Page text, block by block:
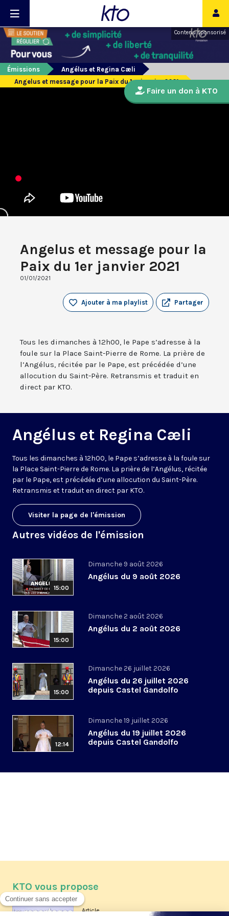
Contenu sponsorisé
Émissions
Angélus et Regina Cæli
Angelus et message pour la Paix du 1er janvier 2021
Angelus et message pour la
Paix du 1er janvier 2021
01/01/2021
Partager
Ajouter à ma playlist
Tous les dimanches à 12h00, le Pape s’adresse à la
foule sur la Place Saint-Pierre de Rome. La prière de
l’Angélus, récitée par le Pape, est précédée d’une
allocution du Saint-Père. Retransmis et traduit en
direct par KTO.
Angélus et Regina Cæli
Tous les dimanches à 12h00, le Pape s’adresse à la foule sur
la Place Saint-Pierre de Rome. La prière de l’Angélus, récitée
par le Pape, est précédée d’une allocution du Saint-Père.
Retransmis et traduit en direct par KTO.
Visiter la page de l'émission
Autres vidéos de l'émission
15:00
Dimanche 9 août 2026
Angélus du 9 août 2026
15:00
Dimanche 2 août 2026
Angélus du 2 août 2026
15:00
Dimanche 26 juillet 2026
Angélus du 26 juillet 2026
depuis Castel Gandolfo
12:14
Dimanche 19 juillet 2026
Angélus du 19 juillet 2026
depuis Castel Gandolfo
Faire un don à KTO
KTO vous propose
Article